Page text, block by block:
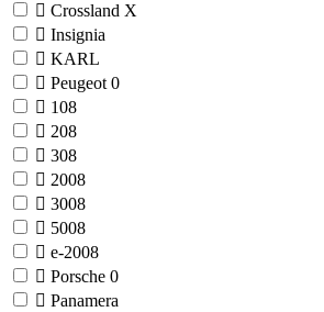
Crossland X
Insignia
KARL
Peugeot 0
108
208
308
2008
3008
5008
e-2008
Porsche 0
Panamera